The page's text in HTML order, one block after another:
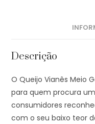
Descrição
O Queijo Vianês Meio
para quem procura
consumidores
com o seu baixo teor